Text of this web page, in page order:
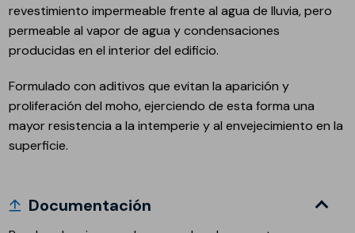
revestimiento impermeable frente al agua de lluvia, pero
permeable al vapor de agua y condensaciones
producidas en el interior del edificio.
Formulado con aditivos que evitan la aparición y
proliferación del moho, ejerciendo de esta forma una
mayor resistencia a la intemperie y al envejecimiento en la
superficie.
Documentación